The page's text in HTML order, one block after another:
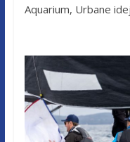
Aquarium, Urbane